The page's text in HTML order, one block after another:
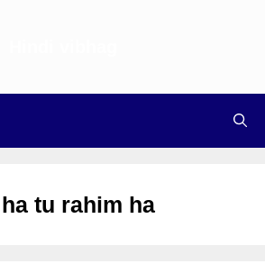
tu rahim ha